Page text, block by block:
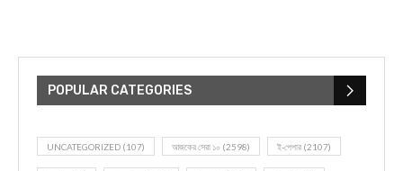
POPULAR CATEGORIES
UNCATEGORIZED (107) আজকের সেরা ১০ (2598) ই-পেপার (2107)